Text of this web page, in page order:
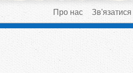
Про нас